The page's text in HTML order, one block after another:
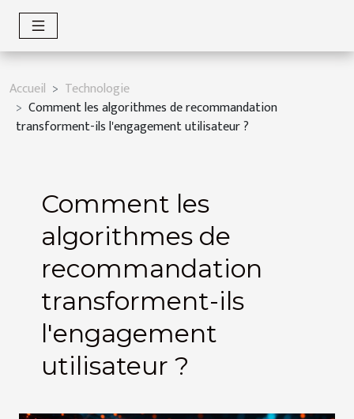
Accueil
Technologie
Comment les algorithmes de recommandation
transforment-ils l'engagement utilisateur ?
Comment les
algorithmes de
recommandation
transforment-ils
l'engagement
utilisateur ?